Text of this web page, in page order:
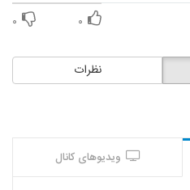
۰ ۰
نظرات
ویدیوهای کانال